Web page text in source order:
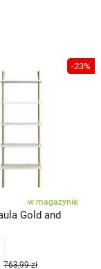
-23%
w magazynie
Gold and
763,99 zł